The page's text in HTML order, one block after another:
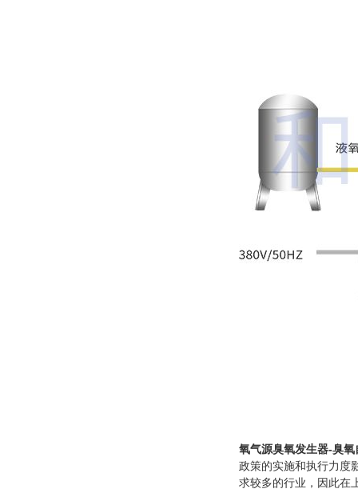
氧气源臭氧发生器-臭
政策的实施和执行力度
求较多的行业，因此在